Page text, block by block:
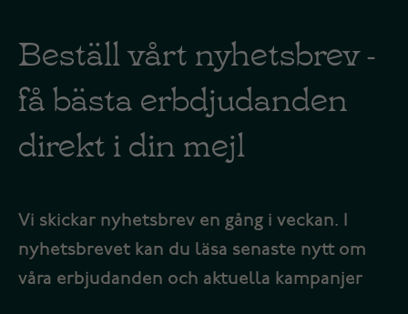
Beställ vårt nyhetsbrev -
få bästa erbdjudanden
direkt i din mejl
Vi skickar nyhetsbrev en gång i veckan. I
nyhetsbrevet kan du läsa senaste nytt om
våra erbjudanden och aktuella kampanjer